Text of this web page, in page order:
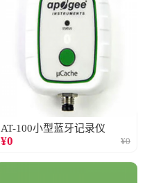
AT-100小型蓝牙记录仪
¥0 ¥0